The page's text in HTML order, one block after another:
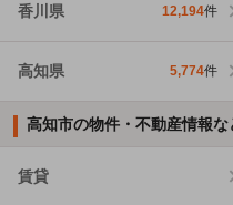
香川県 12,194件
高知県 5,774件
高知市の物件・不動産情報
賃貸